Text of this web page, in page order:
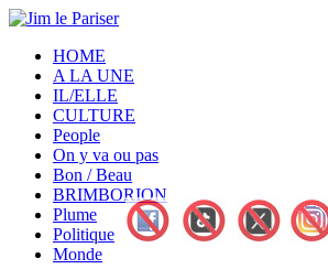
HOME
A LA UNE
IL/ELLE
CULTURE
People
On y va ou pas
Bon / Beau
BRIMBORION
Plume
Politique
Monde